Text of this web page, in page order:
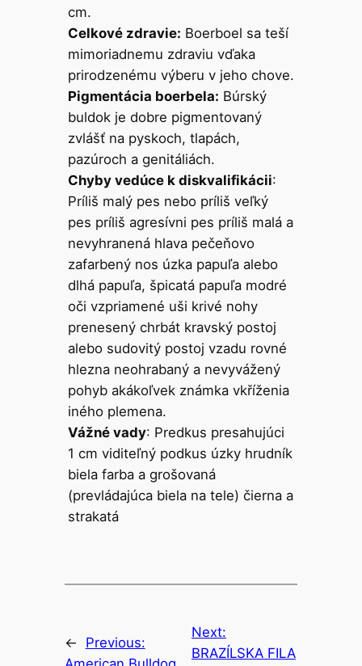
cm.
Celkové zdravie: Boerboel sa teší
mimoriadnemu zdraviu vďaka
prirodzenému výberu v jeho chove.
Pigmentácia boerbela: Búrský
buldok je dobre pigmentovaný
zvlášť na pyskoch, tlapách,
pazúroch a genitáliách.
Chyby vedúce k diskvalifikácii:
Príliš malý pes nebo príliš veľký
pes príliš agresívni pes príliš malá a
nevyhranená hlava pečeňovo
zafarbený nos úzka papuľa alebo
dlhá papuľa, špicatá papuľa modré
oči vzpriamené uši krivé nohy
prenesený chrbát kravský postoj
alebo sudovitý postoj vzadu rovné
hlezna neohrabaný a nevyvážený
pohyb akákoľvek známka vkříženia
iného plemena.
Vážné vady: Predkus presahujúci
1 cm viditeľný podkus úzky hrudník
biela farba a grošovaná
(prevládajúca biela na tele) čierna a
strakatá
←
Previous:
Next:
BRAZÍLSKA FILA